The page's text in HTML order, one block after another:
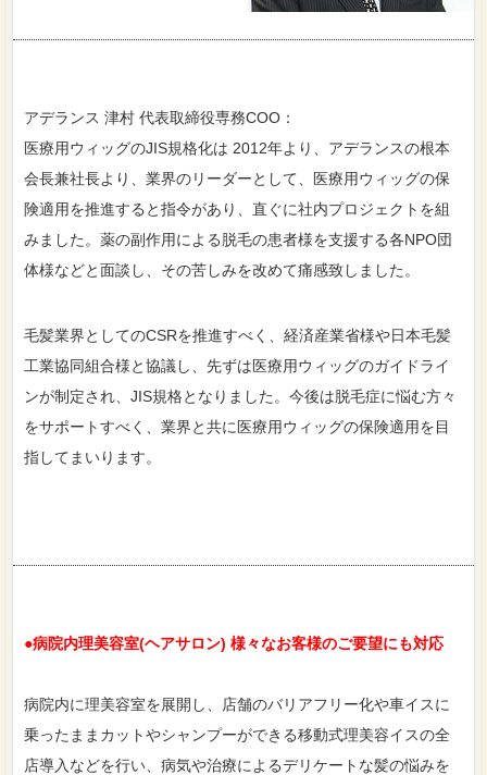
アデランス 津村 代表取締役専務COO：
医療用ウィッグのJIS規格化は 2012年より、アデランスの根本
会長兼社長より、業界のリーダーとして、医療用ウィッグの保
険適用を推進すると指令があり、直ぐに社内プロジェクトを組
みました。薬の副作用による脱毛の患者様を支援する各NPO団
体様などと面談し、その苦しみを改めて痛感致しました。
毛髪業界としてのCSRを推進すべく、経済産業省様や日本毛髪
工業協同組合様と協議し、先ずは医療用ウィッグのガイドライ
ンが制定され、JIS規格となりました。今後は脱毛症に悩む方々
をサポートすべく、業界と共に医療用ウィッグの保険適用を目
指してまいります。
●病院内理美容室(ヘアサロン) 様々なお客様のご要望にも対応
病院内に理美容室を展開し、店舗のバリアフリー化や車イスに
乗ったままカットやシャンプーができる移動式理美容イスの全
店導入などを行い、病気や治療によるデリケートな髪の悩みを